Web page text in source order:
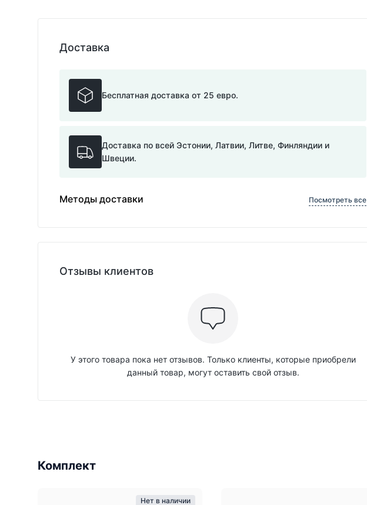
Доставка
Бесплатная доставка от 25 евро.
Доставка по всей Эстонии, Латвии, Литве, Финляндии и
Швеции.
Методы доставки Посмотреть все
Отзывы клиентов
У этого товара пока нет отзывов. Только клиенты, которые приобрели
данный товар, могут оставить свой отзыв.
Комплект
Нет в наличии